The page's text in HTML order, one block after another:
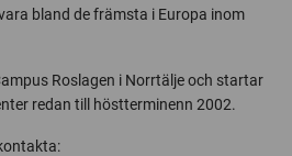
bland de främsta i Europa inom
Roslagen i Norrtälje och startar
redan till höstterminenn 2002.